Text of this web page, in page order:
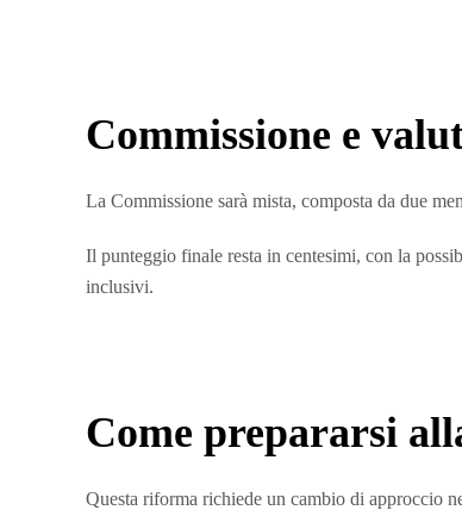
Commissione e
La Commissione sarà mista, composta da due
Il punteggio finale resta in centesimi, con la
inclusivi.
Come prepararsi
Questa riforma richiede un cambio di approccio